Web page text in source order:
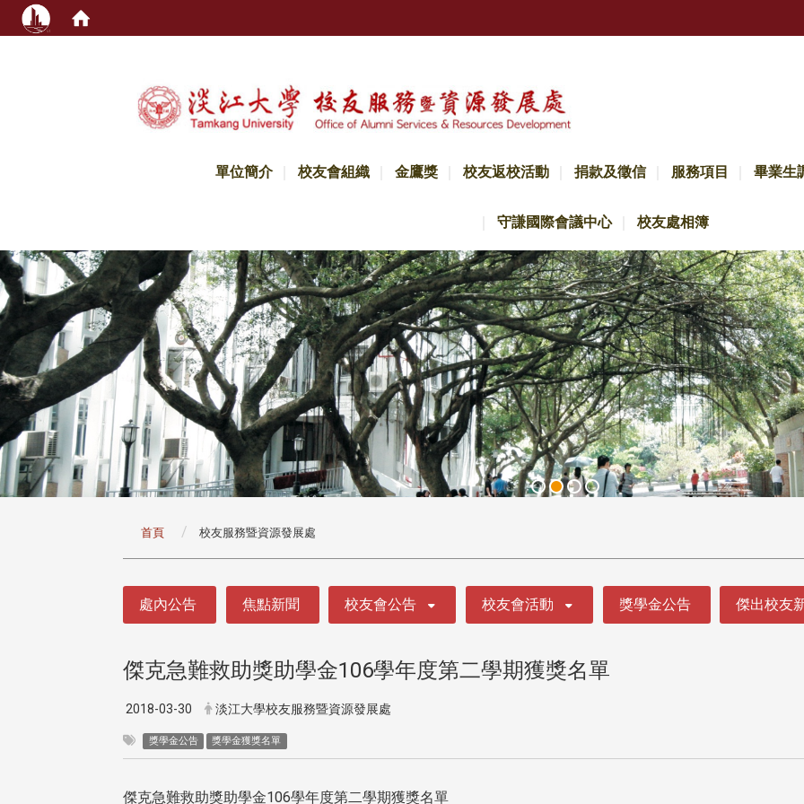
單位簡介 校友會組織 金鷹獎 校友返校活動 捐款及徵信 服務項目 畢業生
守謙國際會議中心 校友處相簿
首頁 校友服務暨資源發展處
處內公告 焦點新聞 校友會公告 校友會活動 獎學金公告 傑出校友
傑克急難救助獎助學金106學年度第二學期獲獎名單
2018-03-30 淡江大學校友服務暨資源發展處
獎學金公告 獎學金獲獎名單
傑克急難救助獎助學金106學年度第二學期獲獎名單